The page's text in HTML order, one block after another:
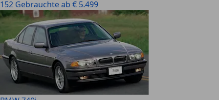
152 Gebrauchte ab € 5.499